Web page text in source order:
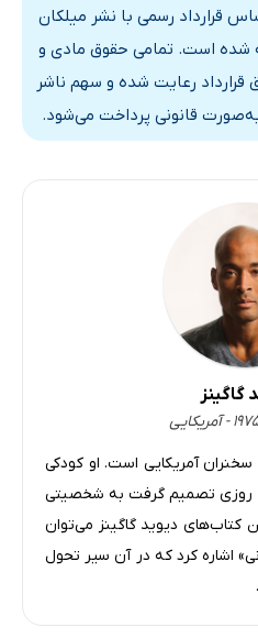
قرارداد رسمی با نشر میلکان
شده است. تمامی حقوق مادی و
قرارداد رعایت شده و سهم ناشر
قانونی پرداخت می‌شود.
گاگینز
سخنران آمریکایی است. او کودکی
روزی تصمیم گرفت به شخصیتی
کتاب‌های دیوید گاگینز می‌توان
اشاره کرد که در آن سیر تحول